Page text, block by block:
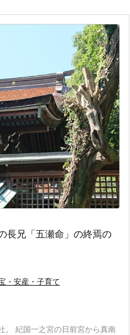
長兄「五瀬命」の終焉の
・安産・子育て
。 紀国一之宮の日前宮から真南